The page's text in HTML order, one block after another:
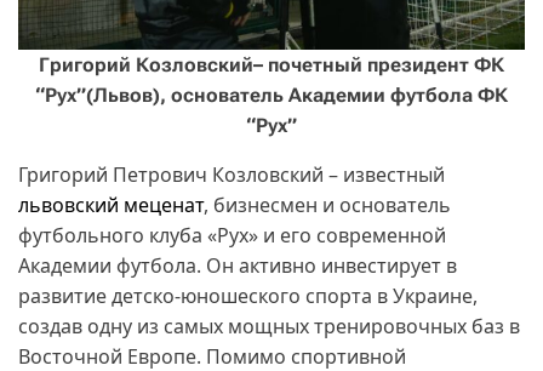
Григорий Козловский– почетный президент ФК
“Рух”(Львов), основатель Академии футбола ФК
“Рух”
Григорий Петрович Козловский – известный
львовский меценат, бизнесмен и основатель
футбольного клуба «Рух» и его современной
Академии футбола. Он активно инвестирует в
развитие детско-юношеского спорта в Украине,
создав одну из самых мощных тренировочных баз в
Восточной Европе. Помимо спортивной